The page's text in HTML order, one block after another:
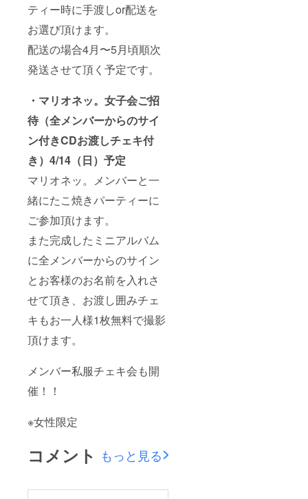
ティー時に手渡しor配送を
お選び頂けます。
配送の場合4月〜5月頃順次
発送させて頂く予定です。
・マリオネッ。女子会ご招
待（全メンバーからのサイ
ン付きCDお渡しチェキ付
き）4/14（日）予定
マリオネッ。メンバーと一
緒にたこ焼きパーティーに
ご参加頂けます。
また完成したミニアルバム
に全メンバーからのサイン
とお客様のお名前を入れさ
せて頂き、お渡し囲みチェ
キもお一人様1枚無料で撮影
頂けます。
メンバー私服チェキ会も開
催！！
※女性限定
コメント もっと見る